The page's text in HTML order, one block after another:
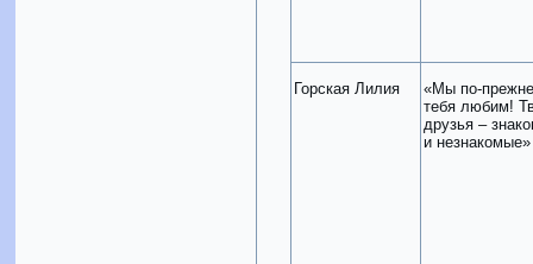
Горская Лилия
«Мы по-
тебя любим!
друзья –
и незнакомые»